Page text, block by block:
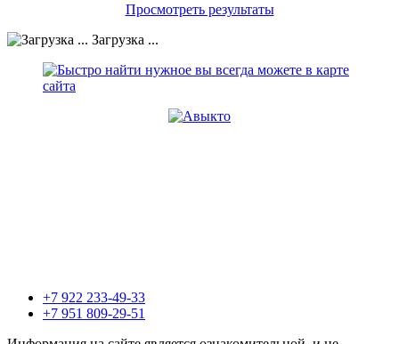
Просмотреть результаты
Загрузка ...
+7 922 233-49-33
+7 951 809-29-51